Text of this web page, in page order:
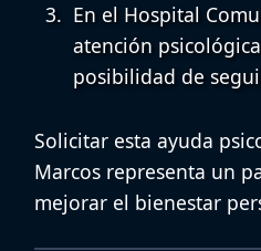
En el Hospital
atención
posibilidad de
Solicitar esta ayuda
Marcos representa un
mejorar el bienestar